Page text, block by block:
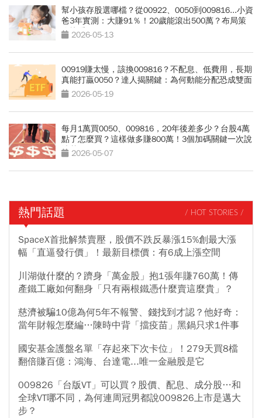
幫小孩存股選哪檔？從00922、0050到009816...小資
爸3年實測：大賺91％！20歲能滾出500萬？布局策
略快看
2026-05-13
00919賺太慢，該換009816？不配息、低費用，長期
真能打贏0050？達人揭關鍵：為何動能分配恐成雙面
刃 2026-05-19
每月1萬買0050、009816，20年後差多少？台股4萬
點了怎麼買？這樣做多賺800萬！3個加碼關鍵一次說
清楚2026-05-07
熱門話題 / HOT STORIES /
SpaceX首批解禁賣壓，股價不跌反暴漲15%創最大漲
幅「直逼發行價」！最新目標價：有6成上漲空間
川湖做什麼的？躋身「萬金股」抱1張年賺760萬！傳
產鐵工廠如何翻身「只有兩根鐵憑什麼賣這麼貴」？
慈濟被騙10億為何5年不報警、錢找到才認？他好奇：
當年財報怎麼編…陳時中背「擋疫苗」黑鍋只求1件事
國安基金護盤名單「存起來下次卡位」！279天買8檔
翻倍賺百億：鴻海、台達電...唯一金融股是它
009826「台版VT」可以買？股價、配息、成分股…和
全球VT哪不同，為何連周冠男都說009826上市是邁大
步？